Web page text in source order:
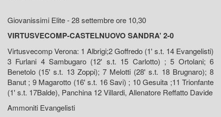
Giovanissimi Elite - 28 settembre ore 10,30
VIRTUSVECOMP-CASTELNUOVO SANDRA’ 2-0
Virtusvecomp Verona: 1 Albrigi;2 Goffredo (1' s.t. 14 Evangelisti)
3 Furlani 4 Sambugaro (12' s.t. 15 Carlotto) ; 5 Ortolani; 6
Benetolo (15' s.t. 13 Zoppi); 7 Melotti (28' s.t. 18 Brugnaro); 8
Banut ; 9 Magarotto (16' s.t. 16 Savi) ; 10 Gesuita ;11 Trionfante
(1' s.t. 17Balde), Panchina 12 Villardi, Allenatore Reffatto Davide
Ammoniti Evangelisti